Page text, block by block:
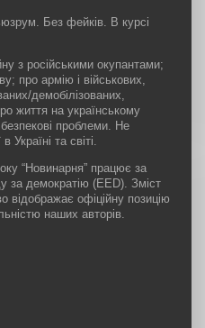
Без фейків. В курсі
з російськими окупантами;
про армію і військових,
демобілізованих,
життя на українському
проблеми. Не
Україні та світі.
“Новинарня” працює за
за демократію (EED). Зміст
відображає офіційну позицію
наших авторів.